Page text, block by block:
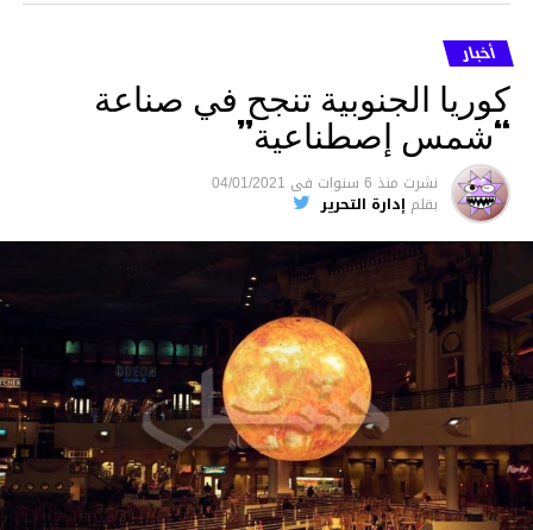
أخبار
كوريا الجنوبية تنجح في صناعة
“شمس إصطناعية”
نشرت منذ 6 سنوات فى 04/01/2021
بقلم إدارة التحرير